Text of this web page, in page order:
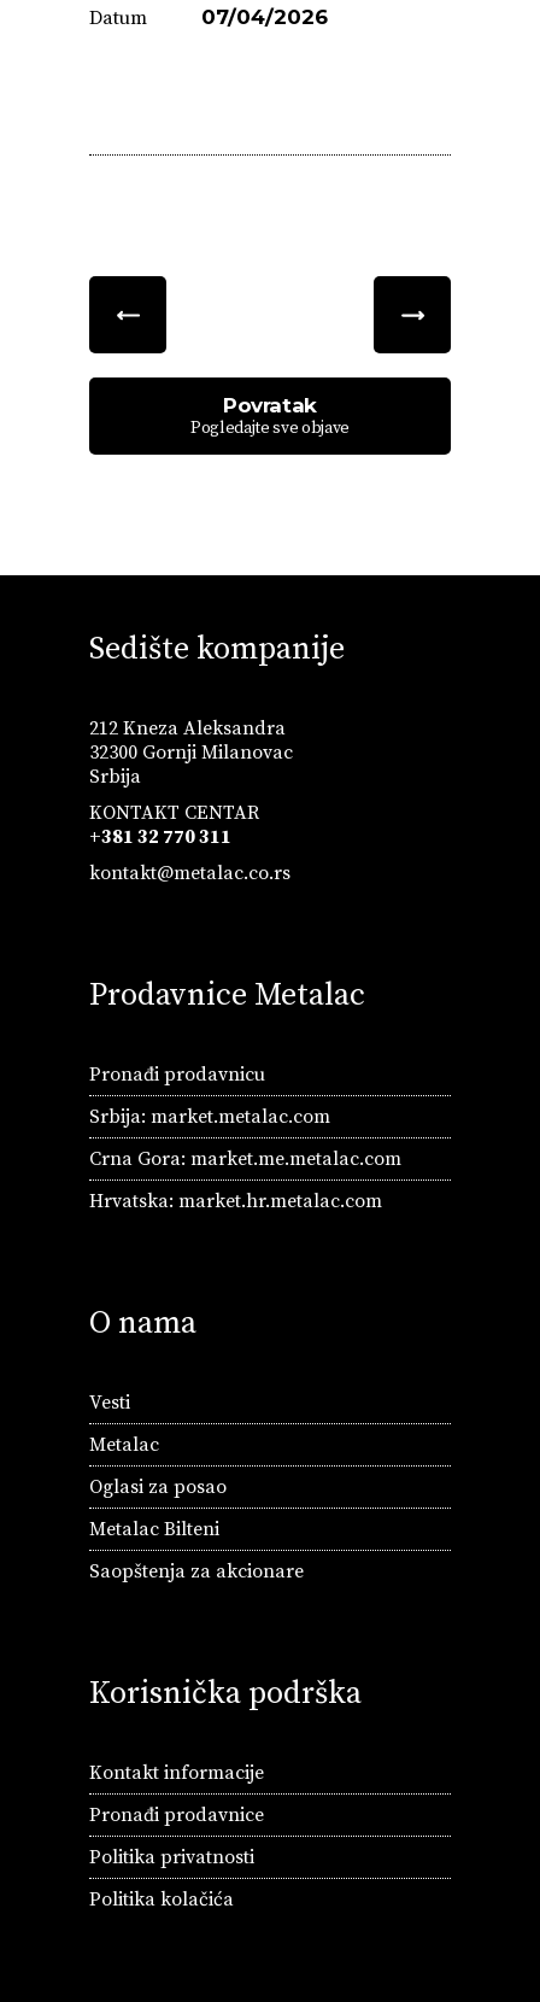
Datum 07/04/2026
Povratak
Pogledajte sve objave
Sedište kompanije
212 Kneza Aleksandra
32300 Gornji Milanovac
Srbija
KONTAKT CENTAR
+381 32 770 311
kontakt@metalac.co.rs
Prodavnice Metalac
Pronađi prodavnicu
Srbija: market.metalac.com
Crna Gora: market.me.metalac.com
Hrvatska: market.hr.metalac.com
O nama
Vesti
Metalac
Oglasi za posao
Metalac Bilteni
Saopštenja za akcionare
Korisnička podrška
Kontakt informacije
Pronađi prodavnice
Politika privatnosti
Politika kolačića